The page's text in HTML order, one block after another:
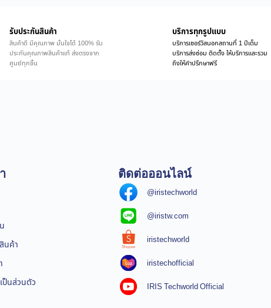
รับประกันสินค้า
สินค้าดี มีคุณภาพ มั่นใจได้ 100% รับ
ประกันคุณภาพสินค้าแท้ ส่งตรงจาก
ศูนย์ทุกชิ้น
บริการทุกรูปแบบ
บริการเซอร์วิสนอกสถานที่ 1 ปีเต็ม
บริการส่งซ่อม ติดตั้ง ให้บริการและรวม
ถึงให้คำปรึกษาฟรี
นค้า
ป็นส่วนตัว
ติดต่อออนไลน์
@iristechworld
@iristw.com
iristechworld
iristechofficial
IRIS Techworld Official